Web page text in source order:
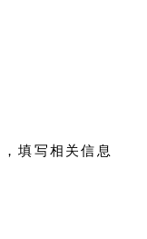
填写相关信息